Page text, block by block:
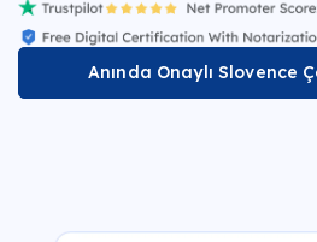
Anında Onaylı Slovence